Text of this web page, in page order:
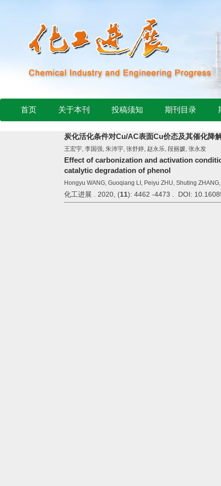
首页 关于本刊 投稿须知 期刊目录
炭化活化条件对Cu/AC表面Cu价态及其催化降
王宏宇, 李国强, 朱沛宇, 张舒婷, 赵永乐, 段丽媛, 张永发
Effect of carbonization and activation
catalytic degradation of phenol
Hongyu WANG, Guoqiang LI, Peiyu ZHU, Shuting
化工进展 . 2020, (11): 4462 -4473 . DOI: